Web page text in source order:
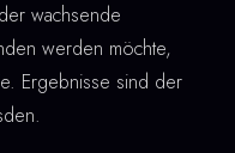
wachsende
werden möchte,
Ergebnisse sind der